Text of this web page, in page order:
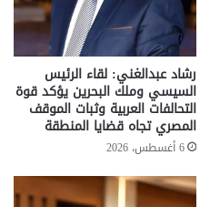
رشاد عبدالغني: لقاء الرئيس
السيسي وملك البحرين يؤكد قوة
التحالفات العربية وثبات الموقف
المصري تجاه قضايا المنطقة
6 أغسطس، 2026